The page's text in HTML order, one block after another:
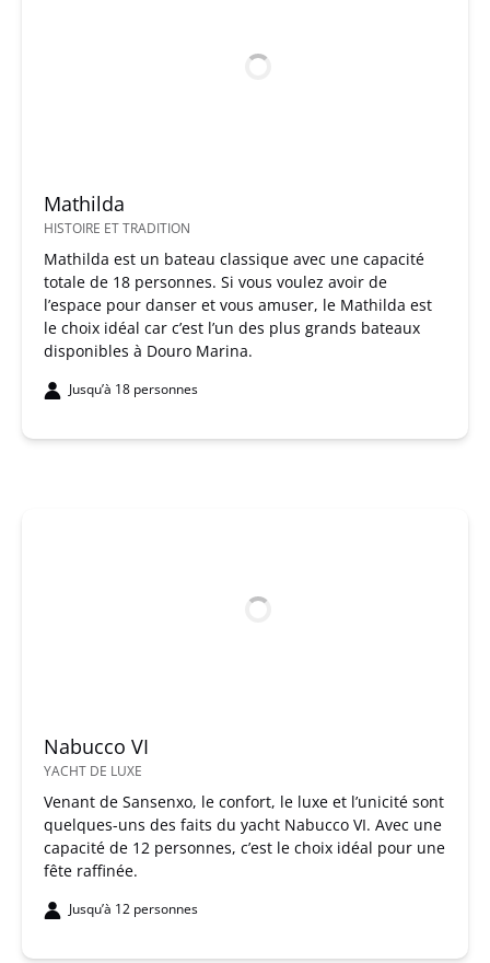
Mathilda
HISTOIRE ET TRADITION
Mathilda est un bateau classique avec une capacité
totale de 18 personnes. Si vous voulez avoir de
l’espace pour danser et vous amuser, le Mathilda est
le choix idéal car c’est l’un des plus grands bateaux
disponibles à Douro Marina.
Jusqu’à 18 personnes
Nabucco VI
YACHT DE LUXE
Venant de Sansenxo, le confort, le luxe et l’unicité sont
quelques-uns des faits du yacht Nabucco VI. Avec une
capacité de 12 personnes, c’est le choix idéal pour une
fête raffinée.
Jusqu’à 12 personnes